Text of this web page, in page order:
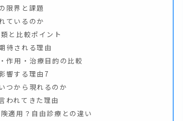
限界と課題
ているのか
と比較ポイント
待される理由
作用・治療目的の比較
響する理由7
つから現れるのか
われてきた理由
適用？自由診療との違い